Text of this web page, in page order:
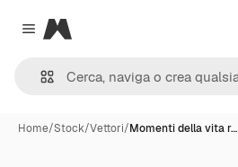
Close menu
Magnific
Home/Stock/Vettori/Momenti della vita r…